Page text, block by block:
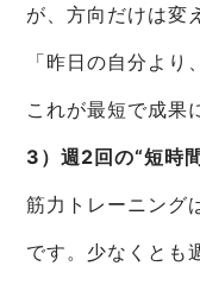
が、方向だけは変
「昨日の自分よ
これが最短で成果
3）週2回の“短時
筋力トレーニング
です。少なくとも